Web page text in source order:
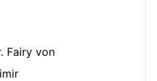
Fairy von